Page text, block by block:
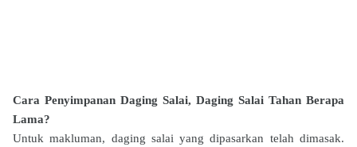
Cara Penyimpanan Daging Salai, Daging Salai Tahan Berapa
Lama?
Untuk makluman, daging salai yang dipasarkan telah dimasak.